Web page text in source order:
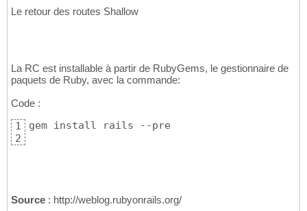
Le retour des routes Shallow
La RC est installable à partir de RubyGems, le gestionnaire de
paquets de Ruby, avec la commande:
Code :
1
2
gem install rails --pre
Source : http://weblog.rubyonrails.org/